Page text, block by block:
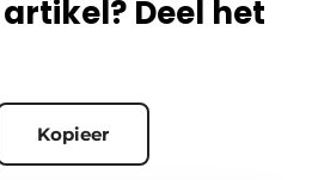
Deel het
Kopieer